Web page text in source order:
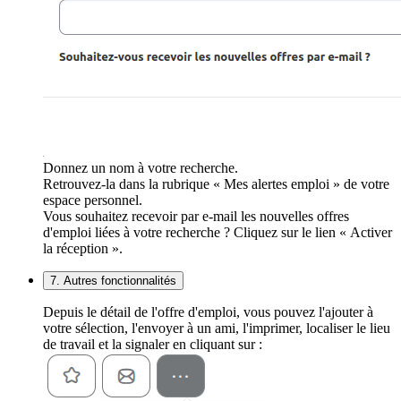
Donnez un nom à votre recherche.
Retrouvez-la dans la rubrique « Mes alertes emploi » de votre
espace personnel.
Vous souhaitez recevoir par e-mail les nouvelles offres
d'emploi liées à votre recherche ? Cliquez sur le lien « Activer
la réception ».
7. Autres fonctionnalités
Depuis le détail de l'offre d'emploi, vous pouvez l'ajouter à
votre sélection, l'envoyer à un ami, l'imprimer, localiser le lieu
de travail et la signaler en cliquant sur :